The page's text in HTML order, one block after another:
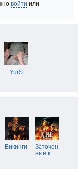
войти или
YurS
Викинги
Заточен
ные к…